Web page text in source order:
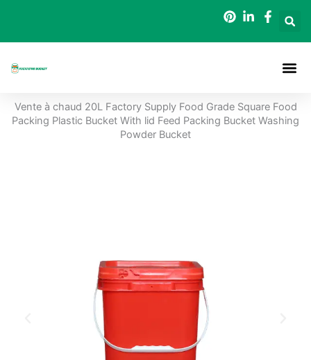
contenu
Vente à chaud 20L Factory Supply Food Grade Square Food
Packing Plastic Bucket With lid Feed Packing Bucket Washing
Powder Bucket